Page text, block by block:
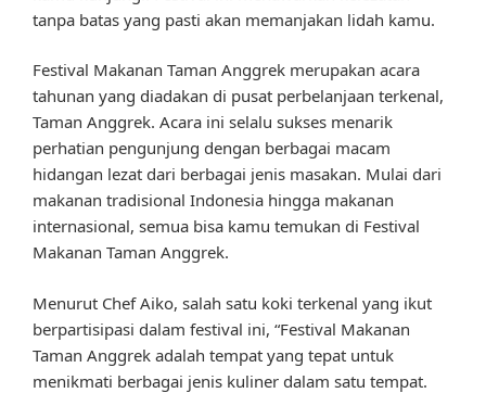
tanpa batas yang pasti akan memanjakan lidah kamu.
Festival Makanan Taman Anggrek merupakan acara
tahunan yang diadakan di pusat perbelanjaan terkenal,
Taman Anggrek. Acara ini selalu sukses menarik
perhatian pengunjung dengan berbagai macam
hidangan lezat dari berbagai jenis masakan. Mulai dari
makanan tradisional Indonesia hingga makanan
internasional, semua bisa kamu temukan di Festival
Makanan Taman Anggrek.
Menurut Chef Aiko, salah satu koki terkenal yang ikut
berpartisipasi dalam festival ini, “Festival Makanan
Taman Anggrek adalah tempat yang tepat untuk
menikmati berbagai jenis kuliner dalam satu tempat.